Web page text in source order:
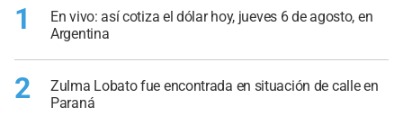
1
En vivo: así cotiza el dólar hoy, jueves 6 de agosto, en
Argentina
2
Zulma Lobato fue encontrada en situación de calle en
Paraná